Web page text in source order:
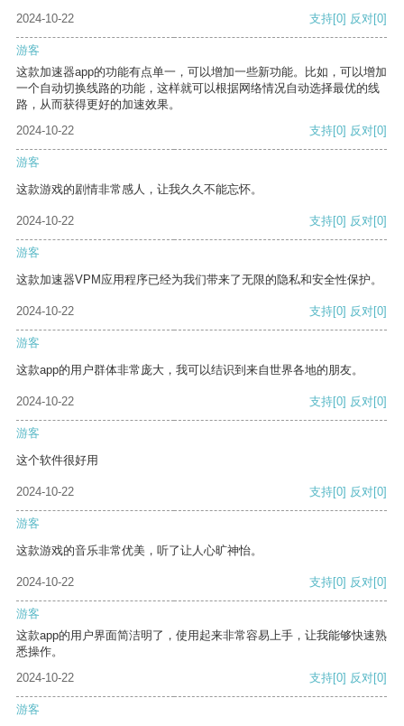
2024-10-22 支持[0] 反对[0]
游客
这款加速器app的功能有点单一，可以增加一些新功能。比如，可以增加
一个自动切换线路的功能，这样就可以根据网络情况自动选择最优的线
路，从而获得更好的加速效果。
2024-10-22
支持[0] 反对[0]
游客
这款游戏的剧情非常感人，让我久久不能忘怀。
2024-10-22 支持[0] 反对[0]
游客
这款加速器VPM应用程序已经为我们带来了无限的隐私和安全性保护。
2024-10-22 支持[0] 反对[0]
游客
这款app的用户群体非常庞大，我可以结识到来自世界各地的朋友。
2024-10-22 支持[0] 反对[0]
游客
这个软件很好用
2024-10-22 支持[0] 反对[0]
游客
这款游戏的音乐非常优美，听了让人心旷神怡。
2024-10-22 支持[0] 反对[0]
游客
这款app的用户界面简洁明了，使用起来非常容易上手，让我能够快速熟
悉操作。
2024-10-22
支持[0] 反对[0]
游客